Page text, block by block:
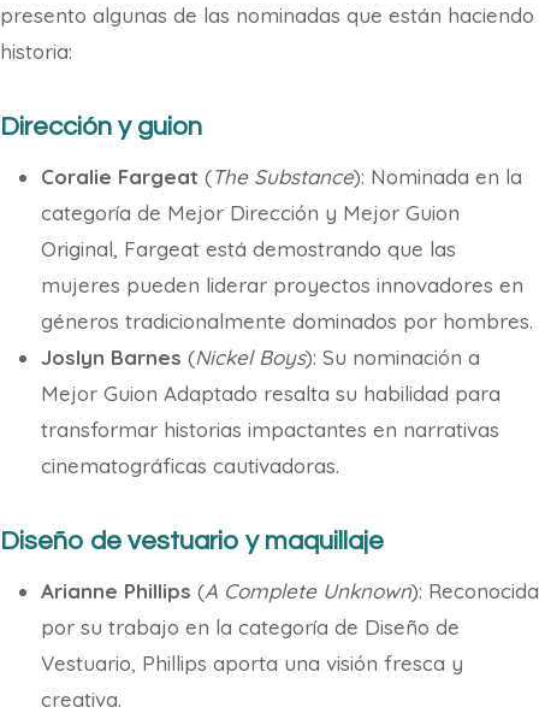
presento algunas de las nominadas que están haciendo
historia:
Dirección y guion
Coralie Fargeat (The Substance): Nominada en la
categoría de Mejor Dirección y Mejor Guion
Original, Fargeat está demostrando que las
mujeres pueden liderar proyectos innovadores en
géneros tradicionalmente dominados por hombres.
Joslyn Barnes (Nickel Boys): Su nominación a
Mejor Guion Adaptado resalta su habilidad para
transformar historias impactantes en narrativas
cinematográficas cautivadoras.
Diseño de vestuario y maquillaje
Arianne Phillips (A Complete Unknown): Reconocida
por su trabajo en la categoría de Diseño de
Vestuario, Phillips aporta una visión fresca y
creativa.